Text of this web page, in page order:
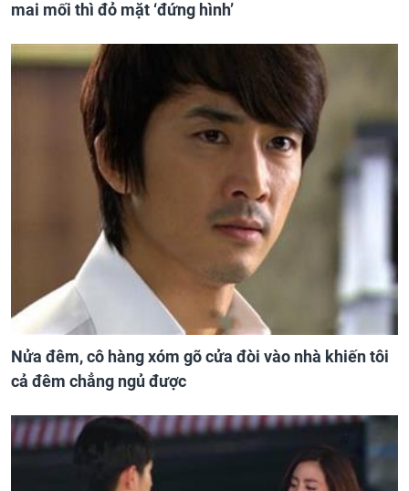
mai mối thì đỏ mặt ‘đứng hình’
Nửa đêm, cô hàng xóm gõ cửa đòi vào nhà khiến tôi
cả đêm chẳng ngủ được